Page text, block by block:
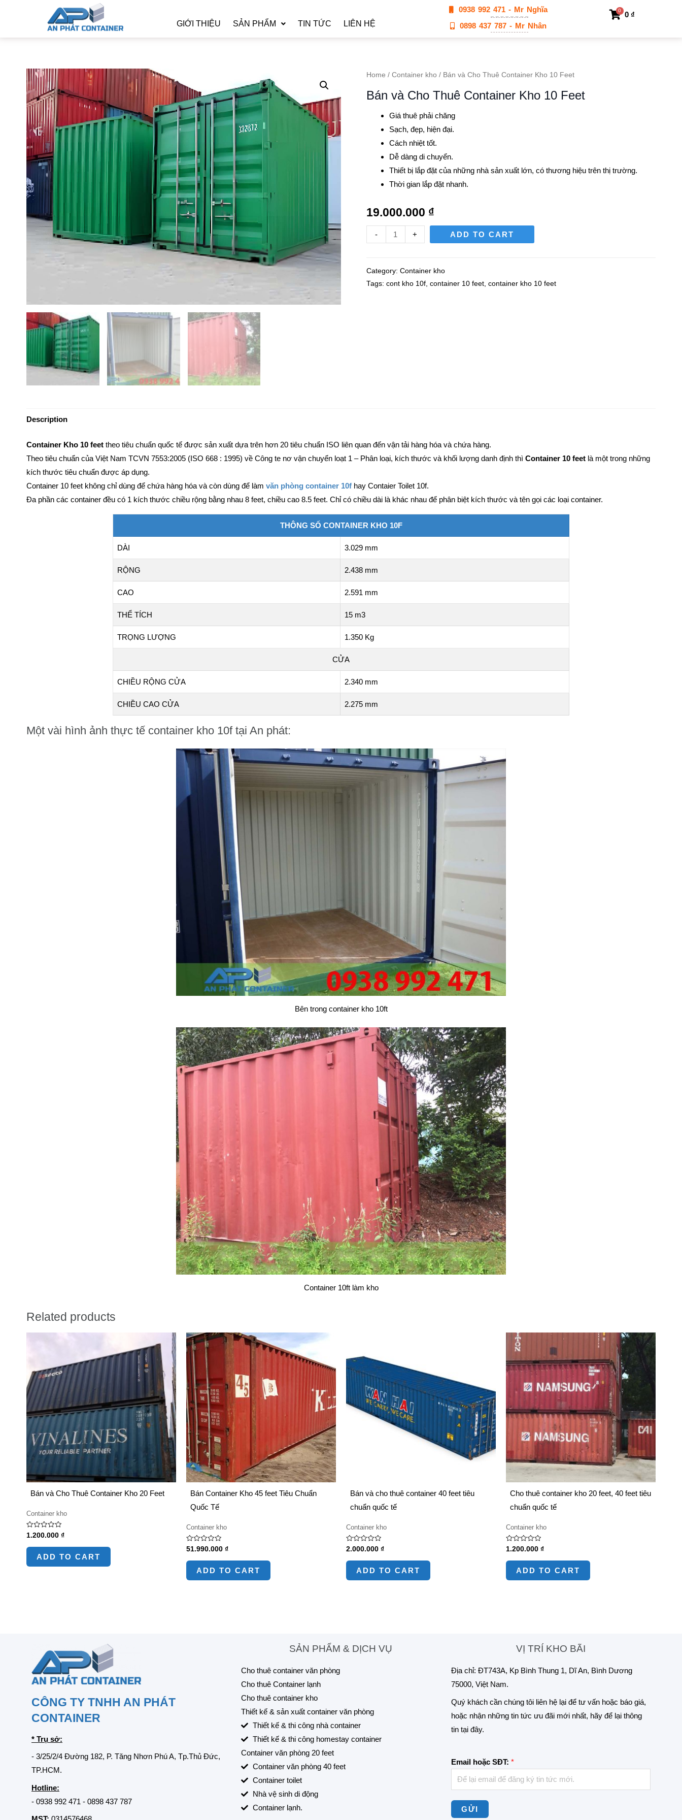
GIỚI THIỆU SẢN PHẨM TIN TỨC LIÊN HỆ
0938 992 471 - Mr Nghĩa
0898 437 787 - Mr Nhân
0 ₫
0
Home / Container kho / Bán và Cho Thuê Container Kho 10 Feet
Bán và Cho Thuê Container Kho 10 Feet
Giá thuê phải chăng
Sạch, đẹp, hiện đại.
Cách nhiệt tốt.
Dễ dàng di chuyển.
Thiết bị lắp đặt của những nhà sản xuất lớn, có thương hiệu trên thị trường.
Thời gian lắp đặt nhanh.
19.000.000 ₫
- + ADD TO CART
Category: Container kho
Tags: cont kho 10f, container 10 feet, container kho 10 feet
Description
Container Kho 10 feet theo tiêu chuẩn quốc tế được sản xuất dựa trên hơn 20 tiêu chuẩn ISO liên quan đến vận tải hàng hóa và chứa hàng.
Theo tiêu chuẩn của Việt Nam TCVN 7553:2005 (ISO 668 : 1995) về Công te nơ vận chuyển loạt 1 – Phân loại, kích thước và khối lượng danh định thì Container 10 feet là một trong những
kích thước tiêu chuẩn được áp dụng.
Container 10 feet không chỉ dùng để chứa hàng hóa và còn dùng để làm văn phòng container 10f hay Contaier Toilet 10f.
Đa phần các container đều có 1 kích thước chiều rộng bằng nhau 8 feet, chiều cao 8.5 feet. Chỉ có chiều dài là khác nhau để phân biệt kích thước và tên gọi các loại container.
THÔNG SỐ CONTAINER KHO 10F
DÀI 3.029 mm
RỘNG 2.438 mm
CAO 2.591 mm
THỂ TÍCH 15 m3
TRỌNG LƯỢNG 1.350 Kg
CỬA
CHIỀU RỘNG CỬA 2.340 mm
CHIỀU CAO CỬA 2.275 mm
Một vài hình ảnh thực tế container kho 10f tại An phát:
Bên trong container kho 10ft
Container 10ft làm kho
Related products
Bán và Cho Thuê Container Kho 20 Feet
Container kho
Rated
0
out
1.200.000 ₫
ADD TO CART
Bán Container Kho 45 feet Tiêu Chuẩn
Quốc Tế
Container kho
Rated
0
out
51.990.000 ₫
ADD TO CART
Bán và cho thuê container 40 feet tiêu
chuẩn quốc tế
Container kho
Rated
0
out
2.000.000 ₫
ADD TO CART
Cho thuê container kho 20 feet, 40 feet tiêu
chuẩn quốc tế
Container kho
Rated
0
out
1.200.000 ₫
ADD TO CART
CÔNG TY TNHH AN PHÁT
CONTAINER
* Trụ sở:
- 3/25/2/4 Đường 182, P. Tăng Nhơn Phú A, Tp.Thủ Đức,
TP.HCM.
Hotline:
- 0938 992 471 - 0898 437 787
SẢN PHẨM & DỊCH VỤ
Cho thuê container văn phòng
Cho thuê Container lạnh
Cho thuê container kho
Thiết kế & sản xuất container văn phòng
Thiết kế & thi công nhà container
Thiết kế & thi công homestay container
Container văn phòng 20 feet
Container văn phòng 40 feet
Container toilet
Nhà vệ sinh di động
Container lạnh.
VỊ TRÍ KHO BÃI
Địa chỉ: ĐT743A, Kp Bình Thung 1, Dĩ An, Bình Dương
75000, Việt Nam.
Quý khách cần chúng tôi liên hệ lại để tư vấn hoặc báo giá,
hoặc nhận những tin tức ưu đãi mới nhất, hãy để lại thông
tin tại đây.
Email hoặc SĐT: *
GỬI